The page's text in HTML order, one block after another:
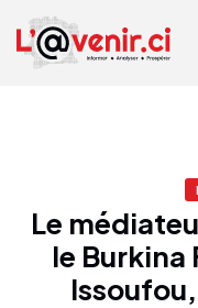
Le
le Burkina